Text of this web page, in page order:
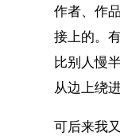
作者、作
接上的。
比别人慢
从边上绕进
可后来我